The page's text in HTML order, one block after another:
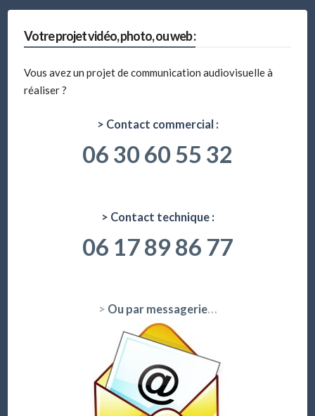
Votre projet vidéo, photo, ou web :
Vous avez un projet de communication audiovisuelle à
réaliser ?
> Contact commercial :
06 30 60 55 32
> Contact technique :
06 17 89 86 77
> Ou par messagerie…